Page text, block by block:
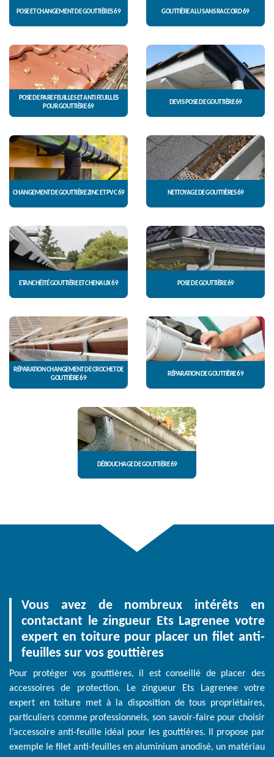
POSE ET CHANGEMENT DE GOUTTIÈRES 69 GOUTTIÈRE ALU SANS RACCORD 69
POSE DE PARE FEUILLES ET ANTI FEUILLES
POUR GOUTTIÈRE 69
DEVIS POSE DE GOUTTIÈRE 69
CHANGEMENT DE GOUTTIÈRE ZINC ET PVC 69 NETTOYAGE DE GOUTTIÈRES 69
ETANCHÉITÉ GOUTTIÈRE ET CHENAUX 69 POSE DE GOUTTIÈRE 69
RÉPARATION CHANGEMENT DE CROCHET DE
GOUTTIÈRE 69
RÉPARATION DE GOUTTIÈRE 69
DÉBOUCHAGE DE GOUTTIÈRE 69
Vous avez de nombreux intérêts en
contactant le zingueur Ets Lagrenee votre
expert en toiture pour placer un filet anti-
feuilles sur vos gouttières
Pour protéger vos gouttières, il est conseillé de placer des
accessoires de protection. Le zingueur Ets Lagrenee votre
expert en toiture met à la disposition de tous propriétaires,
particuliers comme professionnels, son savoir-faire pour choisir
l’accessoire anti-feuille idéal pour les gouttières. Il propose par
exemple le filet anti-feuilles en aluminium anodisé, un matériau